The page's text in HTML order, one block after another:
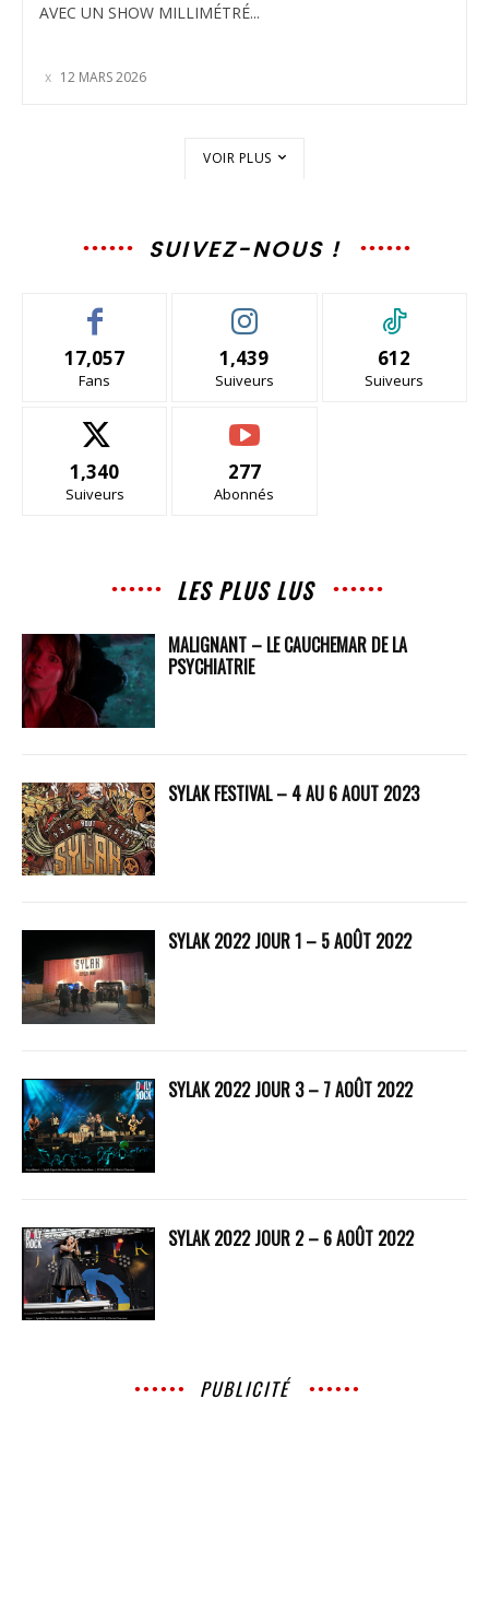
AVEC UN SHOW MILLIMÉTRÉ...
12 MARS 2026
VOIR PLUS
SUIVEZ-NOUS !
17,057
Fans
1,439
Suiveurs
612
Suiveurs
1,340
Suiveurs
277
Abonnés
LES PLUS LUS
MALIGNANT – LE CAUCHEMAR DE LA
PSYCHIATRIE
SYLAK FESTIVAL – 4 AU 6 AOUT 2023
SYLAK 2022 JOUR 1 – 5 AOÛT 2022
SYLAK 2022 JOUR 3 – 7 AOÛT 2022
SYLAK 2022 JOUR 2 – 6 AOÛT 2022
PUBLICITÉ